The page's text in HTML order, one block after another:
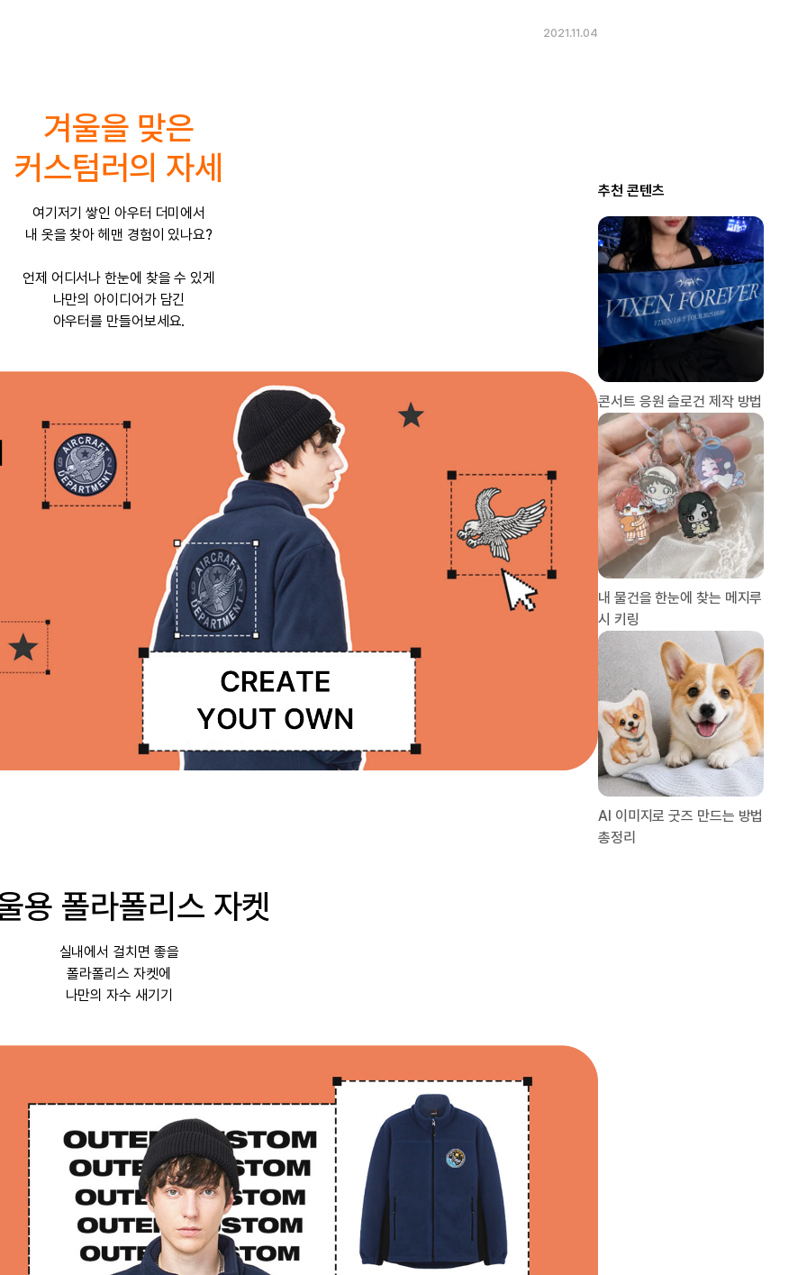
2021.11.04
겨울을 맞은
커스텀러의 자세
여기저기 쌓인 아우터 더미에서
내 옷을 찾아 헤맨 경험이 있나요?
언제 어디서나 한눈에 찾을 수 있게
나만의 아이디어가 담긴
아우터를 만들어보세요.
용 폴라폴리스 자켓
실내에서 걸치면 좋을
폴라폴리스 자켓에
나만의 자수 새기기
추천 콘텐츠
콘서트 응원 슬로건 제작 방법
내 물건을 한눈에 찾는 메지루
시 키링
AI 이미지로 굿즈 만드는 방법
총정리